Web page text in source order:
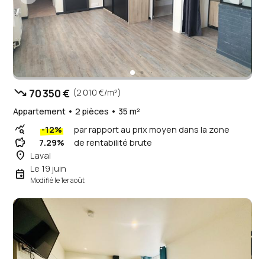
trending_down 70 350 € (2 010 €/m²)
Appartement • 2 pièces • 35 m²
query_stats -12% par rapport au prix moyen dans la zone
savings 7.29% de rentabilité brute
place Laval
event Le 19 juin
Modifié le 1er août